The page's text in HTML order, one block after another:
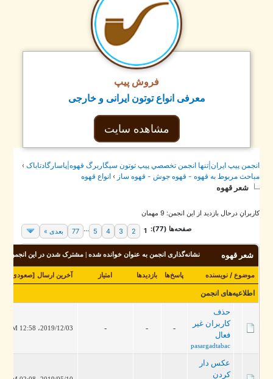
فروش پیپ
معرفی انواع توتون ایرانی و خارجی
مشاهده سایت
پيپ ايران|تنها انجمن تخصصي پيپ توتون سيگاربرگ قهوه|پاسارگادتاباک›
مربوط به قهوه - قهوه جوش - قهوه ساز› انواع قهوه
شعر قهوه
درحال بازدید از این انجمن: 9 مهمان
صفحه‌ها (77):
1
2
...
77 بعدی »
نشانه‌گذاری انجمن به عنوان خوانده شده| مشترک شدن در این انجمن شعر قهوه
موضوع/نویسنده پاسخ‌ها بازدید‌ها آخرین ارسال [ صعودی]
اطلاعیه‌های انجمن
کاربران غیر
فعال
pasargadtabac
- 2019/12/03، 12:58 PM
عکس دار
کردن